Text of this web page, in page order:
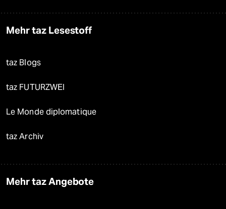
Mehr taz Lesestoff
taz Blogs
taz FUTURZWEI
Le Monde diplomatique
taz Archiv
Mehr taz Angebote